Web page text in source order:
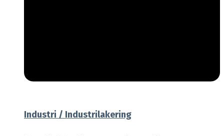
Industri / Industrilakering